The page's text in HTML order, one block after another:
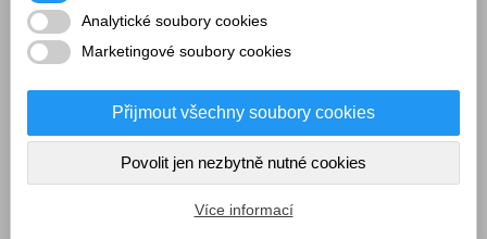
Košík (prázdný)
Analytické soubory cookies
Marketingové soubory cookies
Přijmout všechny soubory cookies
Povolit jen nezbytně nutné cookies
Více informací